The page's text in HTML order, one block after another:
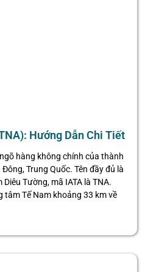
Hướng Dẫn Chi Tiết
hàng không chính của thành
Trung Quốc. Tên đầy đủ là
Tường, mã IATA là TNA.
tâm Tế Nam khoảng 33 km về